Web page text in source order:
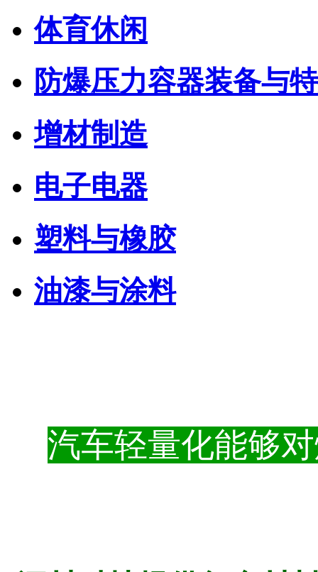
体育休闲
防爆压力容器装备与
增材制造
电子电器
塑料与橡胶
油漆与涂料
汽车轻量化能够